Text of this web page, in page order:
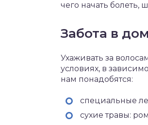
чего начать
Забота в
Ухаживать за
условиях, в
нам понадобятся:
специальные
сухие травы: